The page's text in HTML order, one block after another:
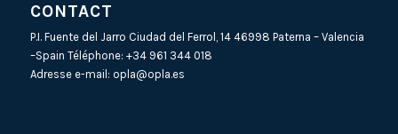
CONTACT
P.I. Fuente del Jarro Ciudad del Ferrol, 14 46998 Paterna – Valencia
–Spain Téléphone: +34 961 344 018
Adresse e-mail: opla@opla.es